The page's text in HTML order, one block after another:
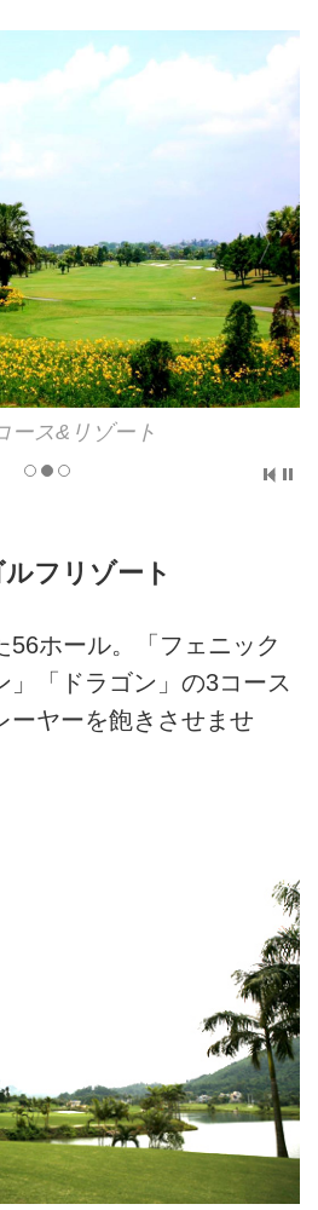
ース&リゾート
フリゾート
56ホール。「フェニック
」「ドラゴン」の3コース
ーヤーを飽きさせませ